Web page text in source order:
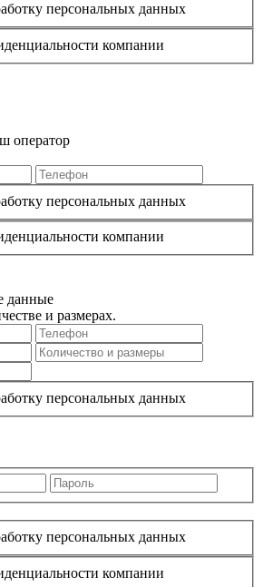
персональных данных
компании
оператор
персональных данных
компании
данные
и размерах.
персональных данных
персональных данных
компании